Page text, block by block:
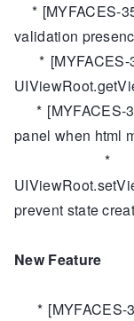
* [MYFACES-
validation
* [MYFACES-
* [MYFACES-
panel when html
*
prevent state
New Feature
* [MYFACES-